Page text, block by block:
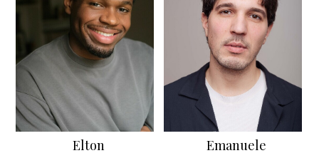
Elton Emanuele